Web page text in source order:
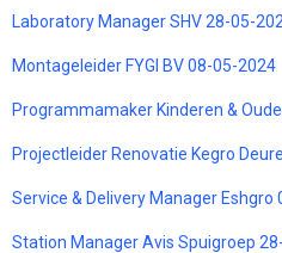
Laboratory Manager SHV 28-05-
Montageleider FYGI BV 08-05-2024
Programmamaker Kinderen &
Projectleider Renovatie Kegro
Service & Delivery Manager Eshgro
Station Manager Avis Spuigroep